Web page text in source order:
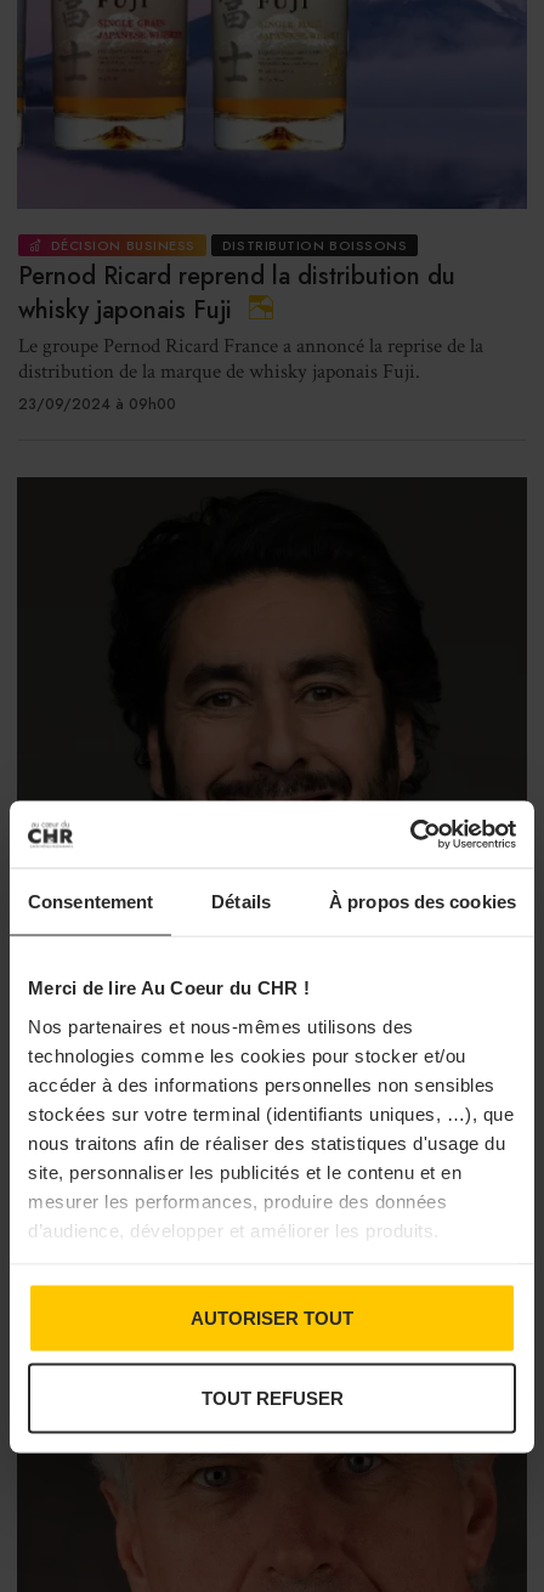
Consentement Détails À propos des cookies
Merci de lire Au Coeur du CHR !
Nos partenaires et nous-mêmes utilisons des
technologies comme les cookies pour stocker et/ou
accéder à des informations personnelles non sensibles
stockées sur votre terminal (identifiants uniques, …), que
nous traitons afin de réaliser des statistiques d'usage du
site, personnaliser les publicités et le contenu et en
mesurer les performances, produire des données
d’audience, développer et améliorer les produits.
AUTORISER TOUT
TOUT REFUSER
DÉCISION BUSINESS DISTRIBUTION BOISSONS
Pernod Ricard reprend la distribution du
whisky japonais Fuji
Le groupe Pernod Ricard France a annoncé la reprise de la
distribution de la marque de whisky japonais Fuji.
23/09/2024 à 09h00
RUNGIS
Grégory Cohen, Sami Mendil… Les repères
de la semaine
Grégory Cohen, Sami Mendil... Retrouvez les repères de la
semaine avec l'Auvergnat de Paris et Au Cœur du CHR.
13/09/2024 à 17h30